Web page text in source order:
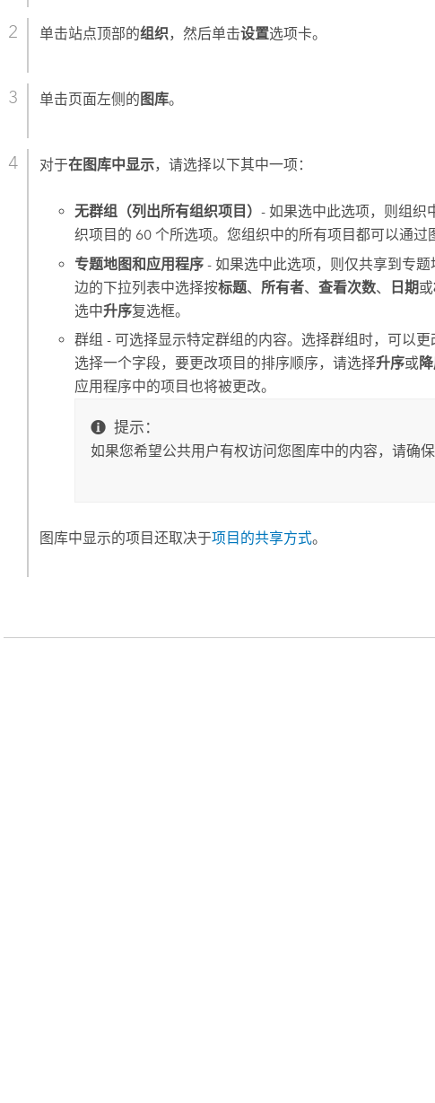
单击站点顶部的组织，然后单击设置选项卡。
单击页面左侧的 图库。
对于在图库中显示，请选择以下其中一项：
无群组（列出所有组织项目） - 如果选中此选项，则组织
织项目的 60 个所选项。您组织中的所有项目都可以通过
专题地图和应用程序- 如果选中此选项，则仅共享到专
边的下拉列表中选择按标题、 所有者、 查看次数、 日期或
选中升序复选框。
群组 - 可选择显示特定群组的内容。选择群组时，可以
选择一个字段，要更改项目的排序顺序，请选择升序或
应用程序中的项目也将被更改。
提示：
如果您希望公共用户有权访问您图库中的内容，请确
图库中显示的项目还取决于项目的共享方式。